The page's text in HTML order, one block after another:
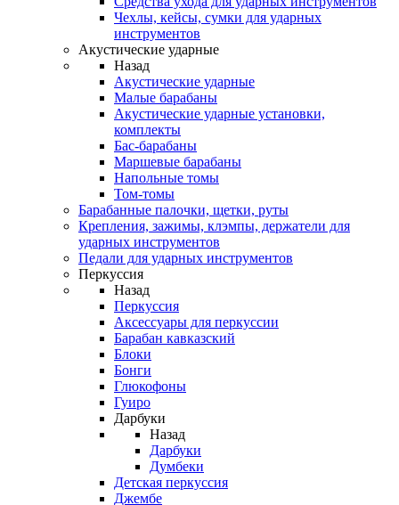
Чехлы, кейсы, сумки для ударных
инструментов
Акустические ударные
Назад
Акустические ударные
Mалые барабаны
Акустические ударные установки,
комплекты
Бас-барабаны
Маршевые барабаны
Напольные томы
Том-томы
Барабанные палочки, щетки, руты
Крепления, зажимы, клэмпы, держатели для
ударных инструментов
Педали для ударных инструментов
Перкуссия
Назад
Перкуссия
Аксессуары для перкуссии
Барабан кавказский
Блоки
Бонги
Глюкофоны
Гуиро
Дарбуки
Назад
Дарбуки
Думбеки
Детская перкуссия
Джембе